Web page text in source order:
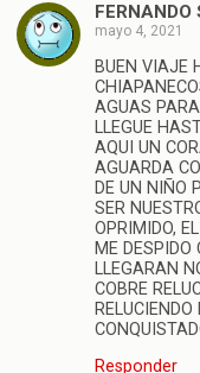
mayo 4, 2021
BUEN VIAJE
AGUAS
LLEGUE
AQUI UN
AGUARDA
DE UN NIÑO
SER
OPRIMIDO,
ME
LLEGARAN
COBRE
Responder